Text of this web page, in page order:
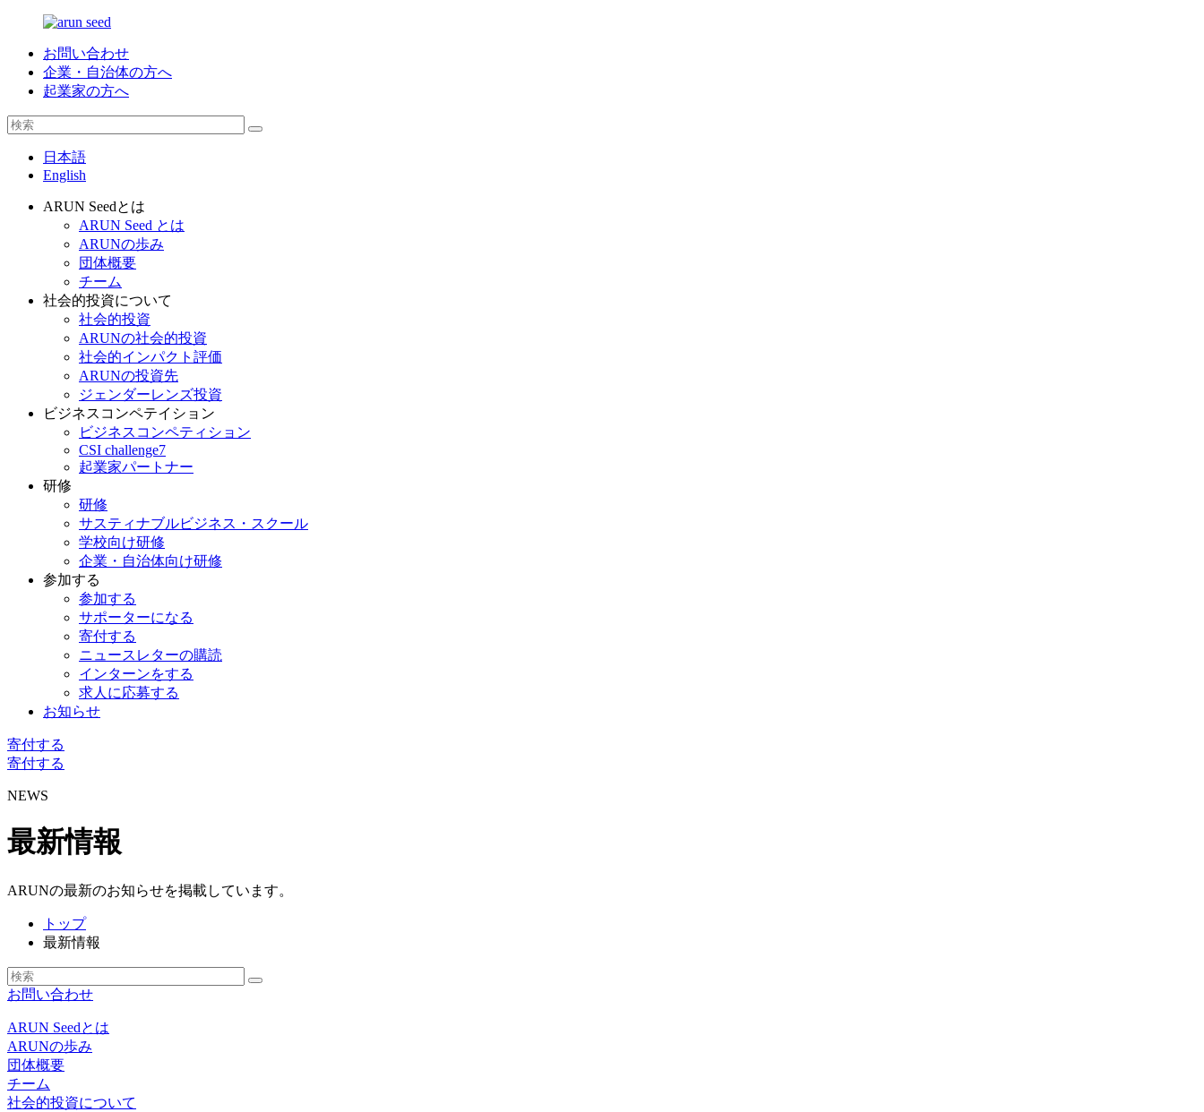
お問い合わせ
企業・自治体の方へ
起業家の方へ
日本語
English
ARUN Seedとは
ARUN Seed とは
ARUNの歩み
団体概要
チーム
社会的投資について
社会的投資
ARUNの社会的投資
社会的インパクト評価
ARUNの投資先
ジェンダーレンズ投資
ビジネスコンペテイション
ビジネスコンペティション
CSI challenge7
起業家パートナー
研修
研修
サスティナブルビジネス・スクール
学校向け研修
企業・自治体向け研修
参加する
参加する
サポーターになる
寄付する
ニュースレターの購読
インターンをする
求人に応募する
お知らせ
寄付する
寄付する
NEWS
最新情報
ARUNの最新のお知らせを掲載しています。
トップ
最新情報
お問い合わせ
ARUN Seedとは
ARUNの歩み
団体概要
チーム
社会的投資について